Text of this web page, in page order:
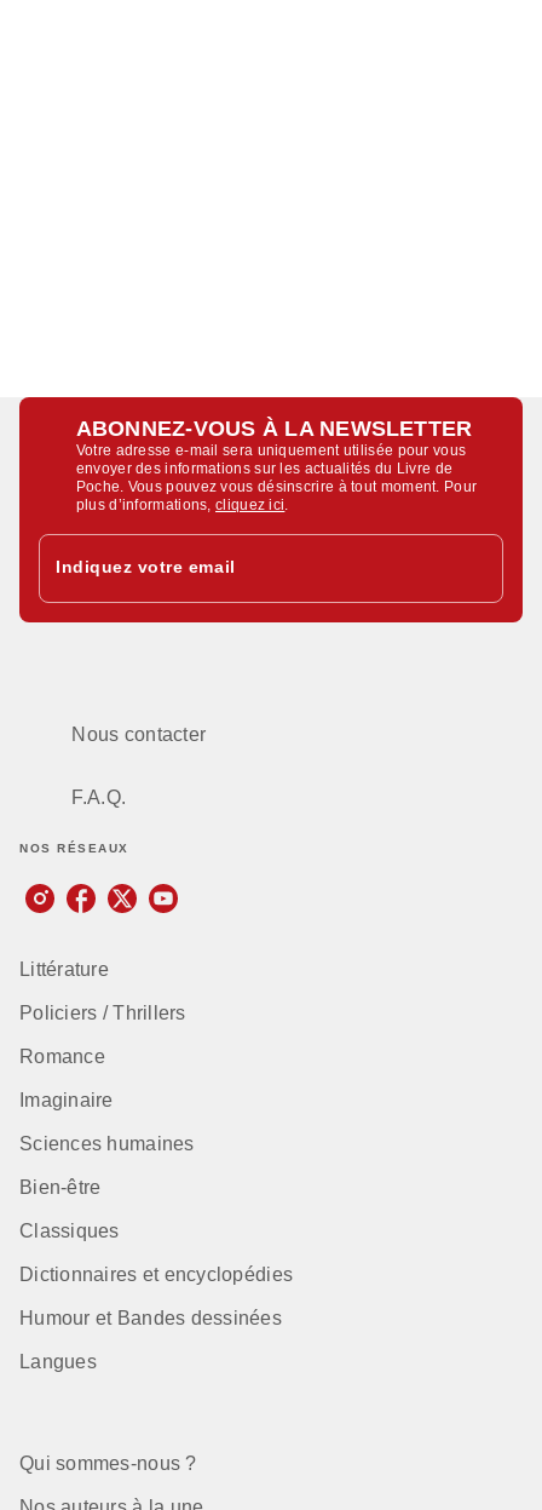
ABONNEZ-VOUS À LA NEWSLETTER
Votre adresse e-mail sera uniquement utilisée pour vous
envoyer des informations sur les actualités du Livre de
Poche. Vous pouvez vous désinscrire à tout moment. Pour
plus d’informations,cliquez ici
Indiquez votre email
Nous contacter
F.A.Q.
NOS RÉSEAUX
Littérature
Policiers / Thrillers
Romance
Imaginaire
Sciences humaines
Bien-être
Classiques
Dictionnaires et encyclopédies
Humour et Bandes dessinées
Langues
Qui sommes-nous ?